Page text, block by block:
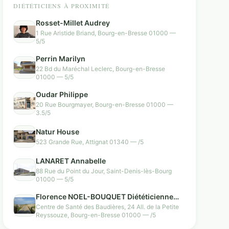
DIÉTÉTICIENS À PROXIMITÉ
Rosset-Millet Audrey
1 Rue Aristide Briand, Bourg-en-Bresse 01000 —
5/5
Perrin Marilyn
22 Bd du Maréchal Leclerc, Bourg-en-Bresse
01000 — 5/5
Oudar Philippe
20 Rue Bourgmayer, Bourg-en-Bresse 01000 —
3.5/5
Natur House
523 Grande Rue, Attignat 01340 — /5
LANARET Annabelle
88 Rue du Point du Jour, Saint-Denis-lès-Bourg
01000 — 5/5
Florence NOEL-BOUQUET Diététicienne
nutritionniste et Sophrologue, Bourg en
Bresse
Centre de Santé des Baudières, 24 All. de la Petite
Reyssouze, Bourg-en-Bresse 01000 — /5